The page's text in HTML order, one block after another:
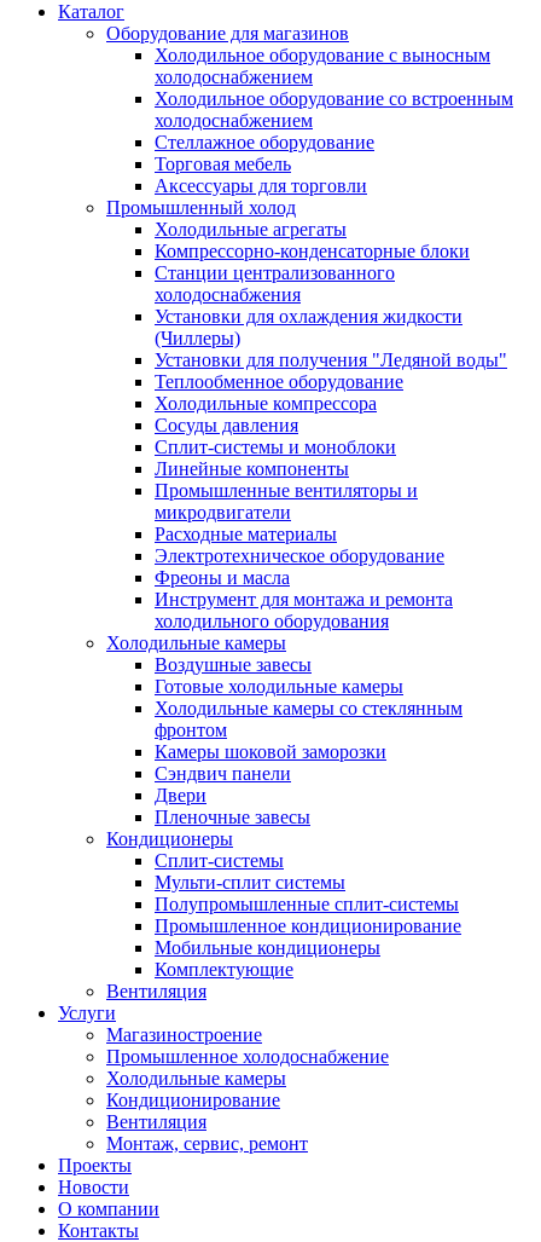
Каталог
Оборудование для магазинов
Холодильное оборудование с выносным
холодоснабжением
Холодильное оборудование со встроенным
холодоснабжением
Стеллажное оборудование
Торговая мебель
Аксессуары для торговли
Промышленный холод
Холодильные агрегаты
Компрессорно-конденсаторные блоки
Станции централизованного
холодоснабжения
Установки для охлаждения жидкости
(Чиллеры)
Установки для получения "Ледяной воды"
Теплообменное оборудование
Холодильные компрессора
Сосуды давления
Cплит-системы и моноблоки
Линейные компоненты
Промышленные вентиляторы и
микродвигатели
Расходные материалы
Электротехническое оборудование
Фреоны и масла
Инструмент для монтажа и ремонта
холодильного оборудования
Холодильные камеры
Воздушные завесы
Готовые холодильные камеры
Холодильные камеры со стеклянным
фронтом
Камеры шоковой заморозки
Сэндвич панели
Двери
Пленочные завесы
Кондиционеры
Сплит-системы
Мульти-сплит системы
Полупромышленные сплит-системы
Промышленное кондиционирование
Мобильные кондиционеры
Комплектующие
Вентиляция
Услуги
Магазиностроение
Промышленное холодоснабжение
Холодильные камеры
Кондиционирование
Вентиляция
Монтаж, сервис, ремонт
Проекты
Новости
О компании
Контакты